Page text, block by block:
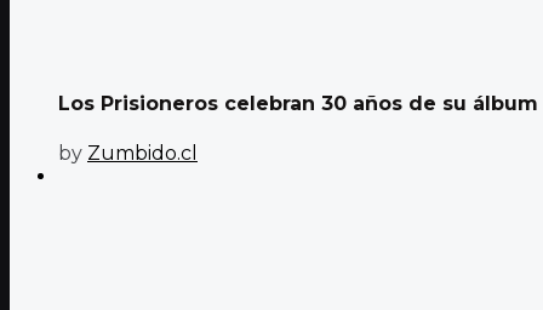
Los Prisioneros celebran 30 años de su
by Zumbido.cl